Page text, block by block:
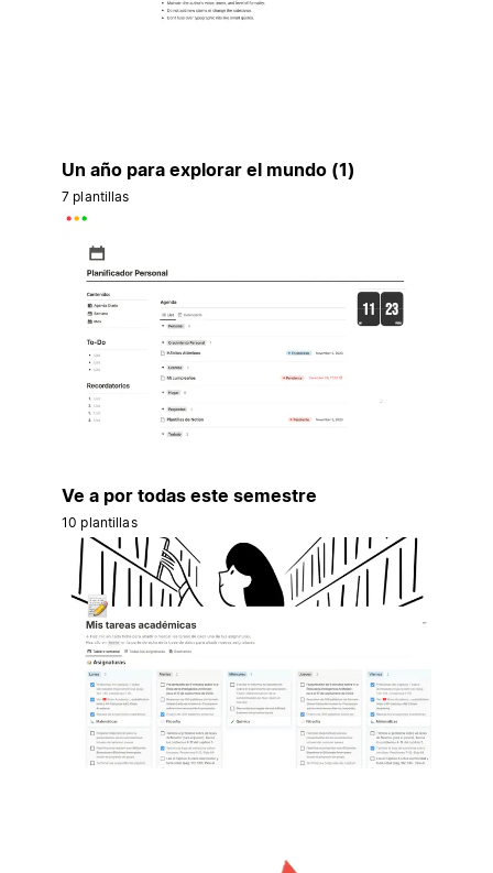
Un año para explorar el mundo (1)
7 plantillas
Ve a por todas este semestre
10 plantillas